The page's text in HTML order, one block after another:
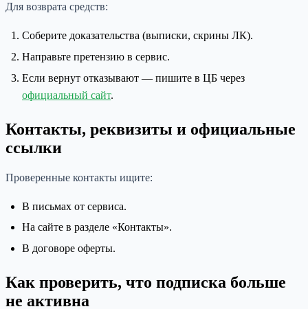
Для возврата средств:
Соберите доказательства (выписки, скрины ЛК).
Направьте претензию в сервис.
Если вернут отказывают — пишите в ЦБ через
официальный сайт.
Контакты, реквизиты и официальные
ссылки
Проверенные контакты ищите:
В письмах от сервиса.
На сайте в разделе «Контакты».
В договоре оферты.
Как проверить, что подписка больше
не активна